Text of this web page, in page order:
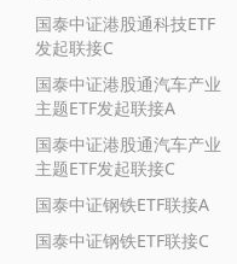
国泰中证港股通科技ETF
发起联接C
国泰中证港股通汽车产业
主题ETF发起联接A
国泰中证港股通汽车产业
主题ETF发起联接C
国泰中证钢铁ETF联接A
国泰中证钢铁ETF联接C